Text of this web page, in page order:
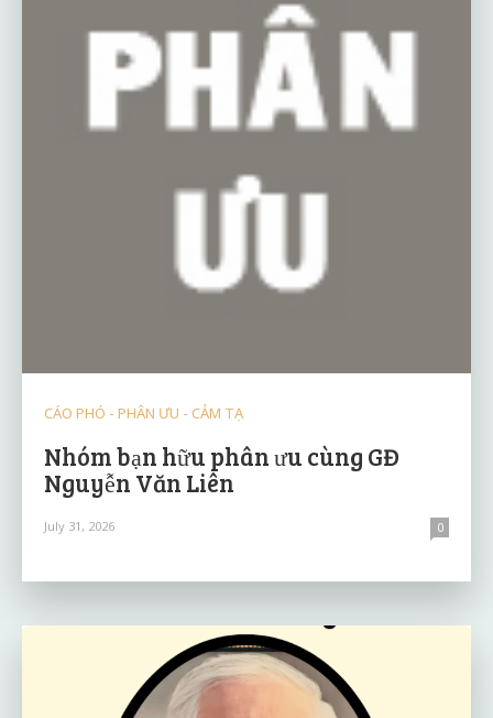
CÁO PHÓ - PHÂN ƯU - CẢM TẠ
Nhóm bạn hữu phân ưu cùng GĐ
Nguyễn Văn Liên
July 31, 2026 0